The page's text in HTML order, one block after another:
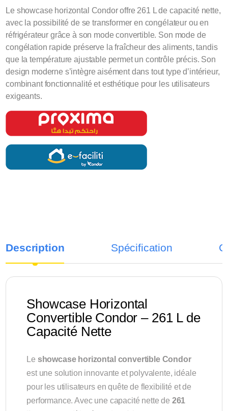
Le showcase horizontal Condor offre 261 L de capacité nette,
avec la possibilité de se transformer en congélateur ou en
réfrigérateur grâce à son mode convertible. Son mode de
congélation rapide préserve la fraîcheur des aliments, tandis
que la température ajustable permet un contrôle précis. Son
design moderne s’intègre aisément dans tout type d’intérieur,
combinant fonctionnalité et esthétique pour les utilisateurs
exigeants.
Description Spécification
Showcase Horizontal
Convertible Condor – 261 L de
Capacité Nette
Le showcase horizontal convertible Condor
est une solution innovante et polyvalente, idéale
pour les utilisateurs en quête de flexibilité et de
performance. Avec une capacité nette de 261